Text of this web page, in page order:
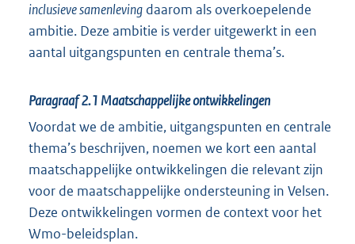
inclusieve samenleving daarom als overkoepelende
ambitie. Deze ambitie is verder uitgewerkt in een
aantal uitgangspunten en centrale thema’s.
Paragraaf 2.1Maatschappelijke ontwikkelingen
Voordat we de ambitie, uitgangspunten en centrale
thema’s beschrijven, noemen we kort een aantal
maatschappelijke ontwikkelingen die relevant zijn
voor de maatschappelijke ondersteuning in Velsen.
Deze ontwikkelingen vormen de context voor het
Wmo-beleidsplan.